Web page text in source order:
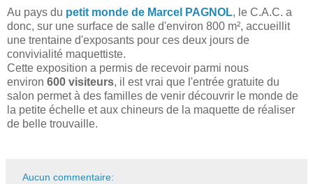
Au pays du petit monde de Marcel PAGNOL, le C.A.C. a
donc, sur une surface de salle d'environ 800 m², accueillit
une trentaine d'exposants pour ces deux jours de
convivialité maquettiste.
Cette exposition a permis de recevoir parmi nous
environ 600 visiteurs, il est vrai que l'entrée gratuite du
salon permet à des familles de venir découvrir le monde de
la petite échelle et aux chineurs de la maquette de réaliser
de belle trouvaille.
Aucun commentaire: